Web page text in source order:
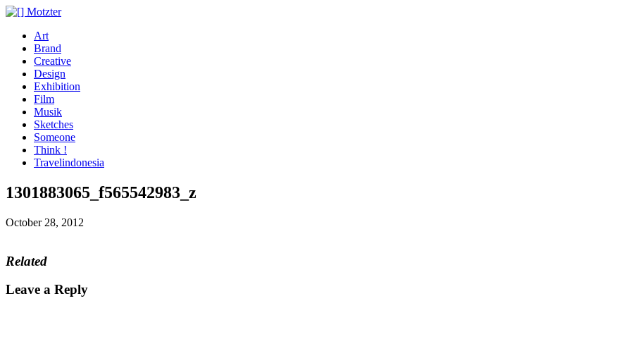
Art
Brand
Creative
Design
Exhibition
Film
Musik
Sketches
Someone
Think !
Travelindonesia
1301883065_f565542983_z
October 28, 2012
Related
Leave a Reply